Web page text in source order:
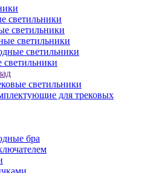
светильники
светильники
светильники
светильники
светильники
светильники
для трековых
бра